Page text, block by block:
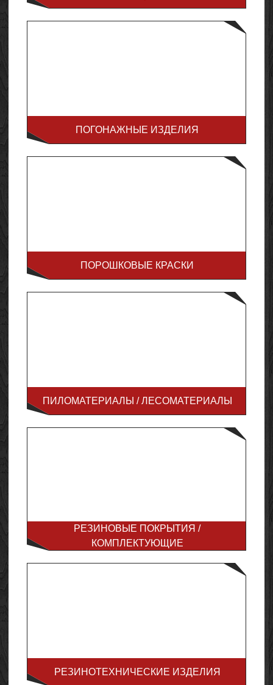
ПОГОНАЖНЫЕ ИЗДЕЛИЯ
ПОРОШКОВЫЕ КРАСКИ
ПИЛОМАТЕРИАЛЫ / ЛЕСОМАТЕРИАЛЫ
РЕЗИНОВЫЕ ПОКРЫТИЯ /
КОМПЛЕКТУЮЩИЕ
РЕЗИНОТЕХНИЧЕСКИЕ ИЗДЕЛИЯ